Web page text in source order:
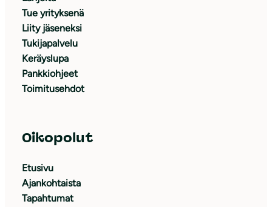
Tue yrityksenä
Liity jäseneksi
Tukijapalvelu
Keräyslupa
Pankkiohjeet
Toimitusehdot
Oikopolut
Etusivu
Ajankohtaista
Tapahtumat